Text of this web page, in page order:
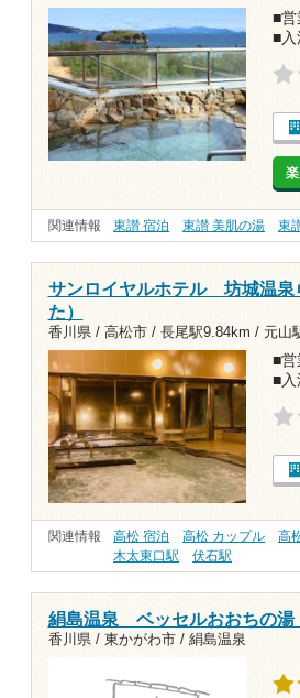
■営
■入
関連情報 東讃 宿泊 東讃 美肌の湯 東
サンロイヤルホテル 坊城温泉
た）
香川県 / 高松市 / 長尾駅9.84km / 元山
■営
■入
関連情報 高松 宿泊 高松 カップル 高
木太東口駅
伏石駅
絹島温泉 ベッセルおおちの湯
香川県 / 東かがわ市 / 絹島温泉